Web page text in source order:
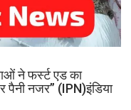
ने फर्स्ट एड का
पैनी नजर” (IPN)इंडिया